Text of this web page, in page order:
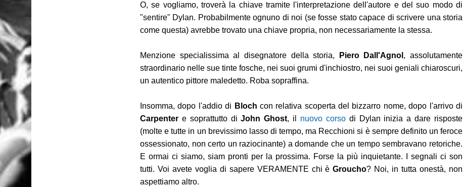
O, se vogliamo, troverà la chiave tramite l'interpretazione dell'autore e del suo modo di
"sentire" Dylan. Probabilmente ognuno di noi (se fosse stato capace di scrivere una storia
come questa) avrebbe trovato una chiave propria, non necessariamente la stessa.
Menzione specialissima al disegnatore della storia, Piero Dall'Agnol , assolutamente
straordinario nelle sue tinte fosche, nei suoi grumi d'inchiostro, nei suoi geniali chiaroscuri,
un autentico pittore maledetto. Roba sopraffina.
Insomma, dopo l'addio di Bloch con relativa scoperta del bizzarro nome, dopo l'arrivo di
Carpenter e soprattutto diJohn Ghost, il nuovo corsodi Dylan inizia a dare risposte
(molte e tutte in un brevissimo lasso di tempo, ma Recchioni si è sempre definito un feroce
ossessionato, non certo un raziocinante) a domande che un tempo sembravano retoriche.
E ormai ci siamo, siam pronti per la prossima. Forse la più inquietante. I segnali ci son
tutti. Voi avete voglia di sapere VERAMENTE chi èGroucho? Noi, in tutta onestà, non
aspettiamo altro.